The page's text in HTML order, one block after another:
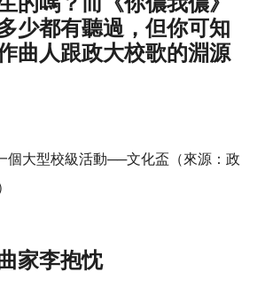
少都有聽過，但你可知
曲人跟政大校歌的淵源
個大型校級活動──文化盃（來源：政
家李抱忱